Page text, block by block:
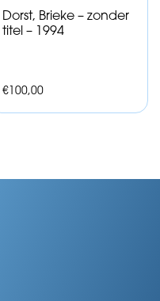
Dorst, Brieke – zonder
titel – 1994
€ 100,00